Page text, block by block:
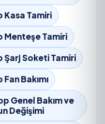
Kasa Tamiri
Menteşe Tamiri
Soketi Tamiri
Bakımı
Genel Bakım ve
Değişimi